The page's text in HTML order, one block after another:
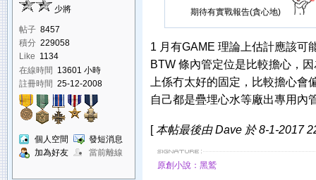
少將
帖子 8457
積分 229058
Like 1134
在線時間 13601 小時
註冊時間 25-12-2008
個人空間
發短消息
加為好友
當前離線
期待有實戰報告(貪心地)
1 月有GAME 理論上估計應該可
BTW 條內管定位是比較擔心，
上係冇太好的固定，比較擔心會
自己都是疊埋心水等廠出專用內
[本帖最後由 Dave 於 8-1-2017
原創小說：黑鷲